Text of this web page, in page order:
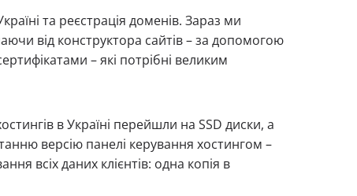
та реєстрація доменів. Зараз ми
від конструктора сайтів – за допомогою
– які потрібні великим
в Україні перейшли на SSD диски, а
версію панелі керування хостингом –
всіх даних клієнтів: одна копія в